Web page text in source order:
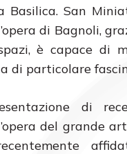
Basilica. San
di Bagnoli,
è capace di
di particolare
di
del grande